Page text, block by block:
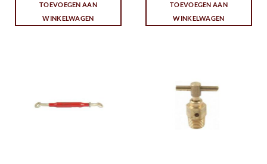
TOEVOEGEN AAN
WINKELWAGEN
TOEVOEGEN AAN
WINKELWAGEN